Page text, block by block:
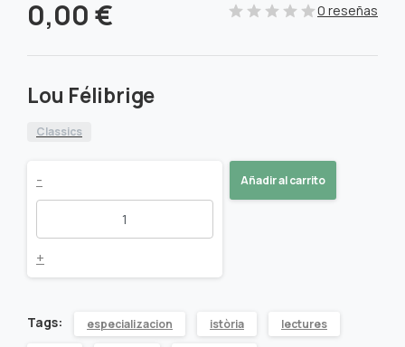
0,00€ 0 reseñas
Lou Félibrige
Classics
Lou
quantity
-
+
Añadir al carrito
Tags: especializacion istòria lectures